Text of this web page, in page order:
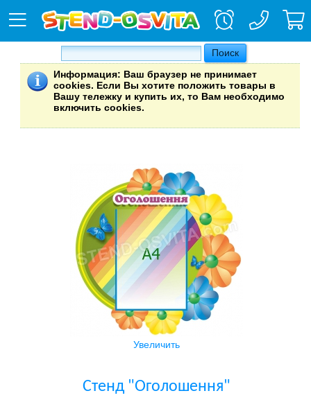
Информация: Ваш браузер не принимает
cookies. Если Вы хотите положить товары в
Вашу тележку и купить их, то Вам необходимо
включить cookies.
Увеличить
Стенд "Оголошення"